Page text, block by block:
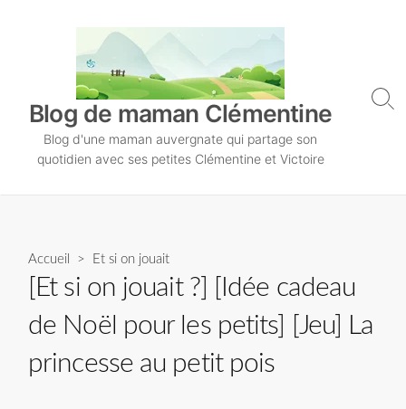
n
Blog de maman Clémentine
Blog d'une maman auvergnate qui partage son
quotidien avec ses petites Clémentine et Victoire
S
Accueil > Et si on jouait
[Et si on jouait ?] [Idée cadeau
de Noël pour les petits] [Jeu] La
princesse au petit pois